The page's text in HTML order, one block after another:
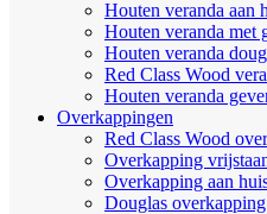
Houten veranda aan
Houten veranda met
Houten veranda
Red Class Wood
Houten veranda
Overkappingen
Red Class Wood
Overkapping
Overkapping aan
Douglas overkapping